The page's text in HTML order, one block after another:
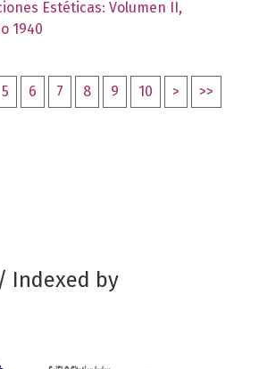
Estéticas: Volumen II,
1940
5 6 7 8 9 10 > >>
Indexed by